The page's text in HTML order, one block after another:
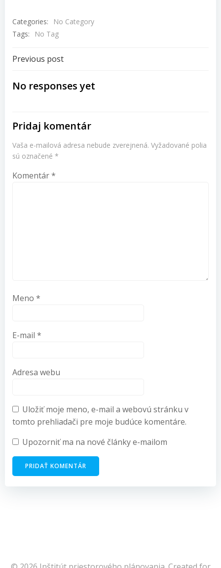
Categories:
No Category
Tags:
No Tag
Navigácia
v
Previous post
No responses yet
Pridaj komentár
Vaša e-mailová adresa nebude zverejnená. Vyžadované polia
sú označené *
Komentár*
Meno *
E-mail *
Adresa webu
Uložiť moje meno, e-mail a webovú stránku v
tomto prehliadači pre moje budúce komentáre.
Upozorniť ma na nové články e-mailom